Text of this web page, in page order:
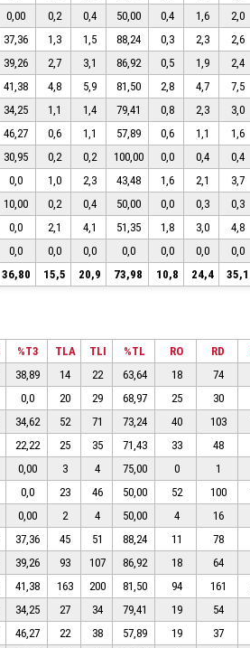
0,00 0,2 0,4 50,00 0,4 1,6 2,0
37,36 1,3 1,5 88,24 0,3 2,3 2,6
39,26 2,7 3,1 86,92 0,5 1,9 2,4
41,38 4,8 5,9 81,50 2,8 4,7 7,5
34,25 1,1 1,4 79,41 0,8 2,3 3,0
46,27 0,6 1,1 57,89 0,6 1,1 1,6
30,95 0,2 0,2 100,00 0,0 0,4 0,4
0,0 1,0 2,3 43,48 1,6 2,1 3,7
10,00 0,2 0,4 50,00 0,0 0,3 0,3
0,0 2,1 4,1 51,35 1,8 3,0 4,8
0,0 0,0 0,0 0,0 0,0 0,0 0,0
36,80 15,5 20,9 73,98 10,8 24,4 35,1
%T3 TLA TLI %TL RO RD
38,89 14 22 63,64 18 74
0,0 20 29 68,97 25 30
34,62 52 71 73,24 40 103
22,22 25 35 71,43 33 48
0,00 3 4 75,00 0 1
0,0 23 46 50,00 52 100
0,00 2 4 50,00 4 16
37,36 45 51 88,24 11 78
39,26 93 107 86,92 18 64
41,38 163 200 81,50 94 161
34,25 27 34 79,41 19 54
46,27 22 38 57,89 19 37